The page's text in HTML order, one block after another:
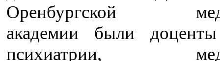
Оренбургской
академии были
психиатрии,